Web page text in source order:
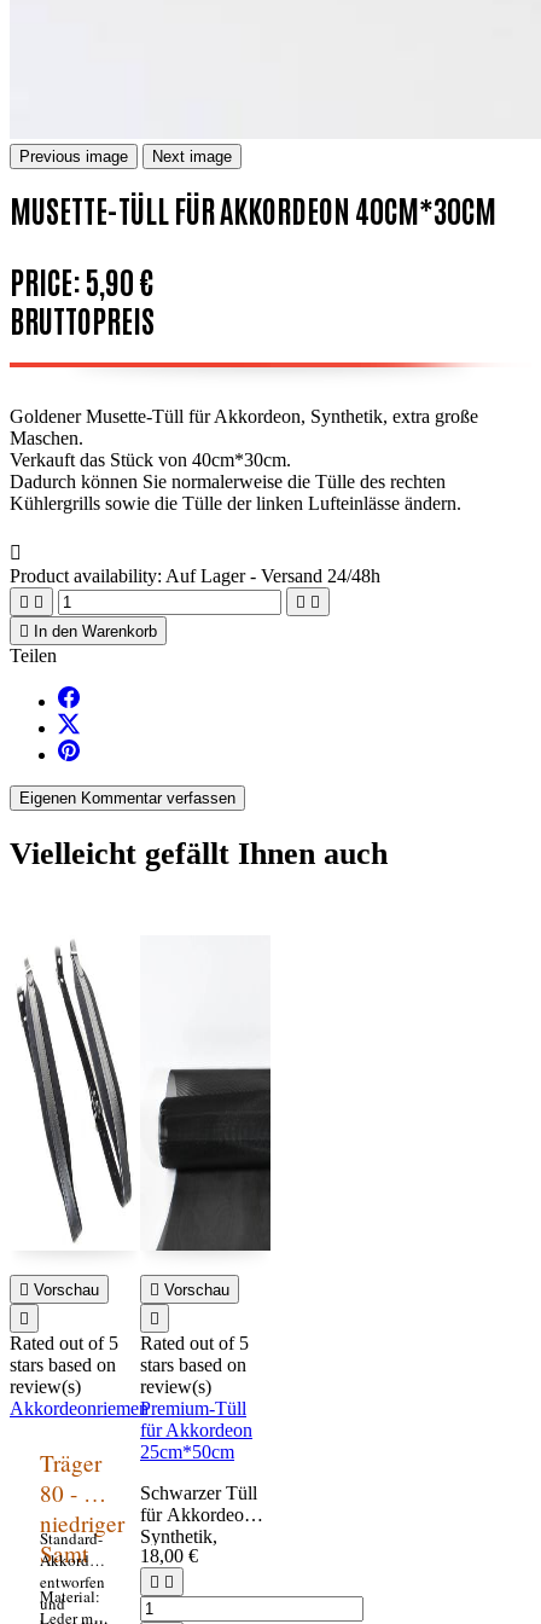
Previous image Next image
MUSETTE-TÜLL FÜR AKKORDEON 40CM*30CM
PRICE:5,90 €
BRUTTOPREIS
Goldener Musette-Tüll für Akkordeon, Synthetik, extra große
Maschen.
Verkauft das Stück von 40cm*30cm.
Dadurch können Sie normalerweise die Tülle des rechten
Kühlergrills sowie die Tülle der linken Lufteinlässe ändern.

Product availability: Auf Lager - Versand 24/48h
   
 In den Warenkorb
Teilen
Eigenen Kommentar verfassen
Vielleicht gefällt Ihnen auch
 Vorschau

Rated out of 5
stars based on
review(s)
Akkordeonriemen
Träger
80 - 96
niedriger
Samt
Standard-
Akkordeongurte,
entworfen
und
Material:
Leder mit
 Vorschau

Rated out of 5
stars based on
review(s)
Premium-Tüll
für Akkordeon
25cm*50cm
Schwarzer Tüll
für Akkordeon,
Synthetik,
feinmaschig.
Die beste
Qualität von
18,00 €
 